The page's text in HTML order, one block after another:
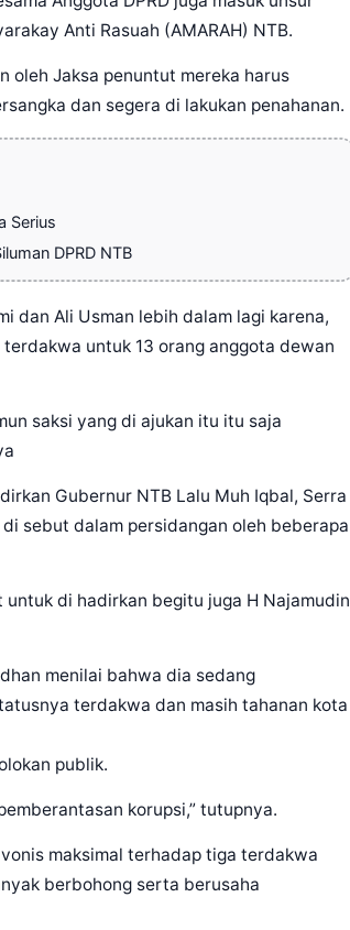
Anti Rasuah (AMARAH) NTB.
oleh Jaksa penuntut mereka harus
dan segera di lakukan penahanan.
Serius
DPRD NTB
dan Ali Usman lebih dalam lagi karena,
untuk 13 orang anggota dewan
saksi yang di ajukan itu itu saja
Gubernur NTB Lalu Muh Iqbal, Serra
sebut dalam persidangan oleh beberapa
di hadirkan begitu juga H Najamudin
menilai bahwa dia sedang
terdakwa dan masih tahanan kota
publik.
korupsi,” tutupnya.
maksimal terhadap tiga terdakwa
berbohong serta berusaha